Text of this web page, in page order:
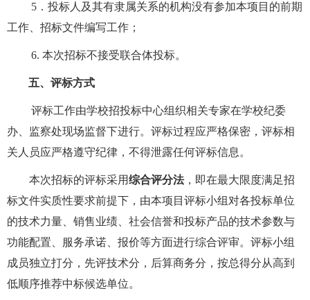
5 ．投标人及其有隶属关系的机构没有参加本项目的前期
工作、招标文件编写工作；
6. 本次招标不接受联合体投标。
五、评标方式
评标工作由学校招投标中心组织相关专家在学校纪委
办、监察处现场监督下进行。评标过程应严格保密，评标相
关人员应严格遵守纪律，不得泄露任何评标信息。
本次招标的评标采用综合评分法，即在最大限度满足招
标文件实质性要求前提下 ，由本项目评标小组对各投标单位
的技术力量、销售业绩、社会信誉和投标产品的技术参数与
功能配置、服务承诺、报价等方面进行综合评审。评标小组
成员独立打分，先评技术分，后算商务分，按总得分从高到
低顺序推荐中标候选单位。